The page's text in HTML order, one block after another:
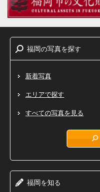
福岡の写真を探す
新着写真
エリアで探す
すべての写真を見る
福岡を知る